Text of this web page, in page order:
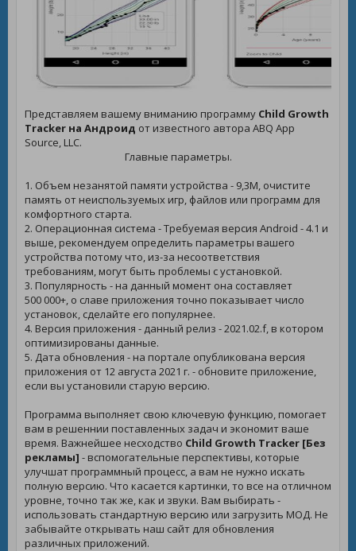
Представляем вашему вниманию программу Child Growth
Tracker на Андроид от известного автора ABQ App
Source, LLC.
Главные параметры.
1. Объем незанятой памяти устройства - 9,3M, очистите
память от неиспользуемых игр, файлов или программ для
комфортного старта.
2. Операционная система - Требуемая версия Android - 4.1 и
выше, рекомендуем определить параметры вашего
устройства потому что, из-за несоответствия
требованиям, могут быть проблемы с установкой.
3. Популярность - на данный момент она составляет
500 000+, о славе приложения точно показывает число
установок, сделайте его популярнее.
4. Версия приложения - данный релиз - 2021.02.f, в котором
оптимизированы данные.
5. Дата обновления - на портале опубликована версия
приложения от 12 августа 2021 г. - обновите приложение,
если вы установили старую версию.
Программа выполняет свою ключевую функцию, помогает
вам в решеннии поставленных задач и экономит ваше
время. Важнейшее несходство Child Growth Tracker [Без
рекламы] - вспомогательные перспективы, которые
улучшат программный процесс, а вам не нужно искать
полную версию. Что касается картинки, то все на отличном
уровне, точно так же, как и звуки. Вам выбирать -
использовать стандартную версию или загрузить МОД. Не
забывайте открывать наш сайт для обновления
различных приложений.